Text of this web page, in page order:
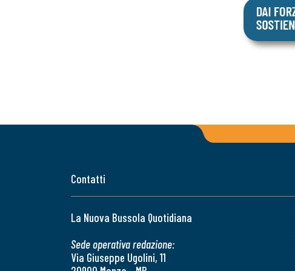
Contatti
La Nuova Bussola Quotidiana
Sede operativa redazione:
Via Giuseppe Ugolini, 11